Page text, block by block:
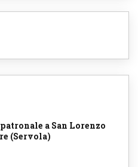
a San Lorenzo
(Servola)